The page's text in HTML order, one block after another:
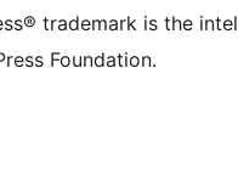
trademark is the
Foundation.